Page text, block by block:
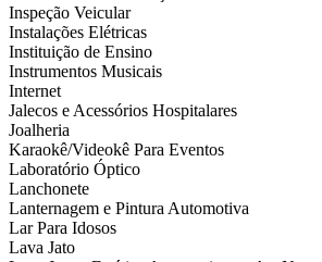
Inspeção Veicular
Instalações Elétricas
Instituição de Ensino
Instrumentos Musicais
Internet
Jalecos e Acessórios Hospitalares
Joalheria
Karaokê/Videokê Para Eventos
Laboratório Óptico
Lanchonete
Lanternagem e Pintura Automotiva
Lar Para Idosos
Lava Jato